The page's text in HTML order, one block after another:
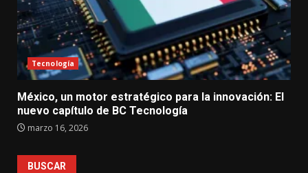
Tecnología
México, un motor estratégico para la innovación: El
nuevo capítulo de BC Tecnología
marzo 16, 2026
BUSCAR